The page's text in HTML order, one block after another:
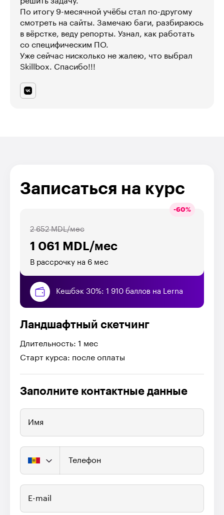
По итогу 9-месячной учёбы стал по-другому
смотреть на сайты. Замечаю баги, разбираюсь
в вёрстке, веду репорты. Узнал, как работать
со специфическим ПО.
Уже сейчас нисколько не жалею, что выбрал
Skillbox. Спасибо!!!
Записаться на курс
-60%
1 061 MDL/мес
2 652 MDL/мес
В рассрочку на 6 мес
Кешбэк 30%: 1 910 баллов на Lerna
Ландшафтный скетчинг
Длительность: 1 мес
Старт курса: после оплаты
Заполните контактные данные
Имя
Телефон
E-mail